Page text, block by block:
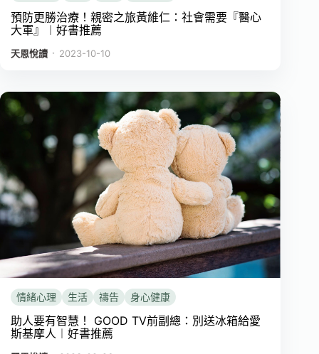
預防更勝治療！親密之旅黃維仁：社會需要『醫心
大軍』︱好書推薦
天恩悅讀 ． 2023-10-10
情緒心理 生活 禱告 身心健康
助人要有智慧！ GOOD TV前副總：別送冰箱給愛
斯基摩人︱好書推薦